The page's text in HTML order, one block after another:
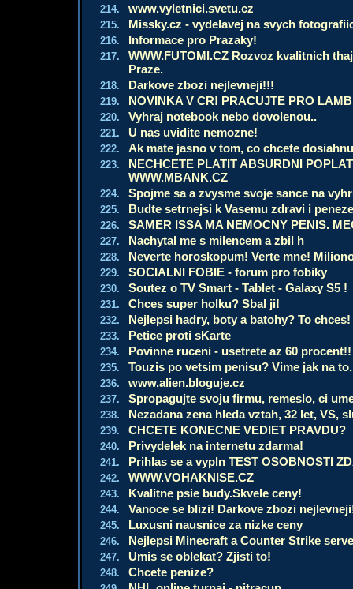
214. www.vyletnici.svetu.cz
215. Missky.cz - vydelavej na svych
216. Informace pro Prazaky!
217.
WWW.FUTOMI.CZ Rozvoz kvalitnich
Praze.
218. Darkove zbozi nejlevneji!!!
219. NOVINKA V CR! PRACUJTE PRO
220. Vyhraj notebook nebo dovolenou..
221. U nas uvidite nemozne!
222. Ak mate jasno v tom, co chcete
223.
NECHCETE PLATIT ABSURDNI
WWW.MBANK.CZ
224. Spojme sa a zvysme svoje sance na
225. Budte setrnejsi k Vasemu zdravi i
226. SAMER ISSA MA NEMOCNY PENIS.
227. Nachytal me s milencem a zbil h
228. Neverte horoskopum! Verte mne!
229. SOCIALNI FOBIE - forum pro fobiky
230. Soutez o TV Smart - Tablet - Galaxy S5 !
231. Chces super holku? Sbal ji!
232. Nejlepsi hadry, boty a batohy? To
233. Petice proti sKarte
234. Povinne ruceni - usetrete az 60 procent!!
235. Touzis po vetsim penisu? Vime jak na
236. www.alien.bloguje.cz
237. Spropagujte svoju firmu, remeslo, ci
238. Nezadana zena hleda vztah, 32 let, VS,
239. CHCETE KONECNE VEDIET PRAVDU?
240. Privydelek na internetu zdarma!
241. Prihlas se a vypln TEST OSOBNOSTI
242. WWW.VOHAKNISE.CZ
243. Kvalitne psie budy.Skvele ceny!
244. Vanoce se blizi! Darkove zbozi
245. Luxusni nausnice za nizke ceny
246. Nejlepsi Minecraft a Counter Strike
247. Umis se oblekat? Zjisti to!
248. Chcete penize?